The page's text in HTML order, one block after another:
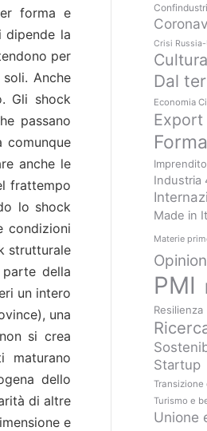
forma e
dipende la
per
Anche
Gli shock
passano
comunque
anche le
frattempo
lo shock
condizioni
strutturale
della
un intero
una
si crea
maturano
dello
di altre
e
Crisi
Dal
Economia
Export
Industria
Made in
Materie
PMI
Resilienza
Startup
Transizione
Turismo e
Unione